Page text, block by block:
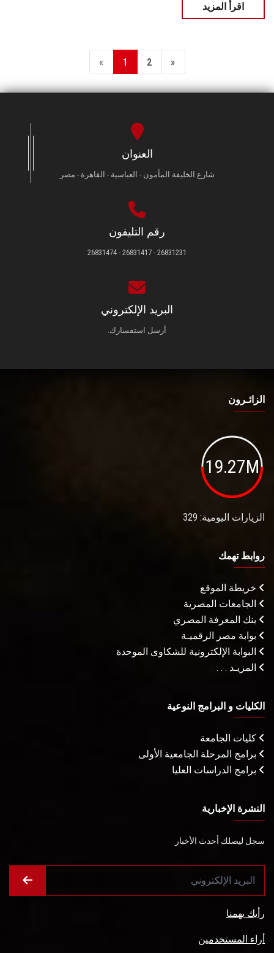
اقرأ المزيد
« 1 2 »
العنوان
شارع الخليفة المأمون - العباسية - القاهرة - مصر
رقم التليفون
26831231 - 26831417 - 26831474
البريد الإلكتروني
أرسل استفسارك.
الزائـرون
19.27M
الزيارات اليومية: 329
روابط تهمك
خريطة الموقع
الجامعات المصرية
بنك المعرفة المصري
بوابة مصر الرقميـة
البوابة الإلكترونية للشكاوى الموحدة
المزيـد . . .
الكليات و البرامج النوعية
كليات الجامعة
برامج المرحلة الجامعية الأولى
برامج الدراسات العليا
النشرة الإخبارية
سجل ليصلك أحدث الأخبار
رأيك يهمنا
أراء المستخدمين